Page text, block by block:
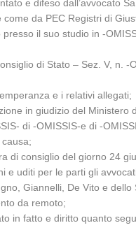
e difeso dall’avvocato
da PEC Registri di
presso il suo studio in -
di Stato – Sez. V, n. -
e i relativi allegati;
in giudizio del Ministero
di -OMISSIS-e di -
di consiglio del giorno 24
e uditi per le parti gli
Giannelli, De Vito e dello
da remoto;
in fatto e diritto quanto